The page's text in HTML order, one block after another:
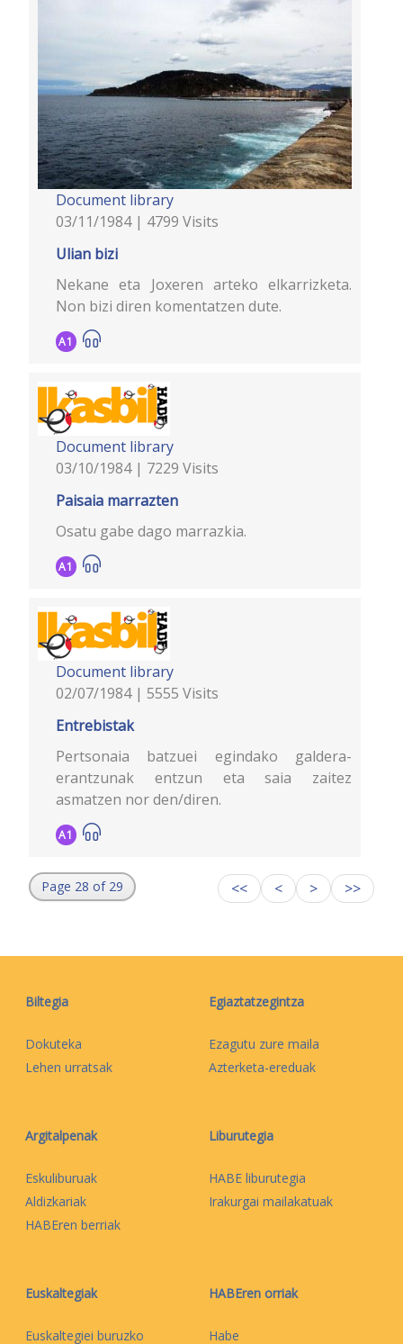
Document library
03/11/1984 | 4799 Visits
Ulian bizi
Nekane eta Joxeren arteko elkarrizketa.
Non bizi diren komentatzen dute.
A1
Document library
03/10/1984 | 7229 Visits
Paisaia marrazten
Osatu gabe dago marrazkia.
A1
Document library
02/07/1984 | 5555 Visits
Entrebistak
Pertsonaia batzuei egindako galdera-
erantzunak entzun eta saia zaitez
asmatzen nor den/diren.
A1
Page 28 of 29 << < > >>
Biltegia
Dokuteka
Lehen urratsak
Egiaztatzegintza
Ezagutu zure maila
Azterketa-ereduak
Argitalpenak
Eskuliburuak
Aldizkariak
HABEren berriak
Liburutegia
HABE liburutegia
Irakurgai mailakatuak
Euskaltegiak
Euskaltegiei buruzko
HABEren orriak
Habe